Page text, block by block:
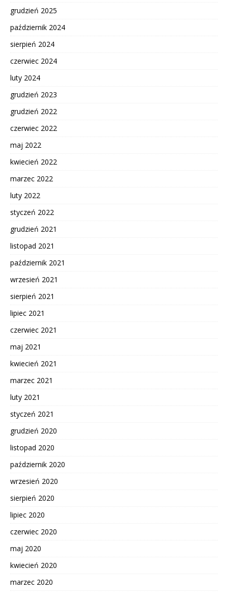
grudzień 2025
październik 2024
sierpień 2024
czerwiec 2024
luty 2024
grudzień 2023
grudzień 2022
czerwiec 2022
maj 2022
kwiecień 2022
marzec 2022
luty 2022
styczeń 2022
grudzień 2021
listopad 2021
październik 2021
wrzesień 2021
sierpień 2021
lipiec 2021
czerwiec 2021
maj 2021
kwiecień 2021
marzec 2021
luty 2021
styczeń 2021
grudzień 2020
listopad 2020
październik 2020
wrzesień 2020
sierpień 2020
lipiec 2020
czerwiec 2020
maj 2020
kwiecień 2020
marzec 2020